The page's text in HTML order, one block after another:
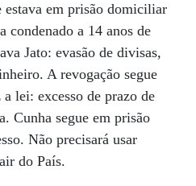
em prisão domiciliar
condenado a 14 anos de
Jato: evasão de divisas,
A revogação segue
lei: excesso de prazo de
Cunha segue em prisão
Não precisará usar
do País.